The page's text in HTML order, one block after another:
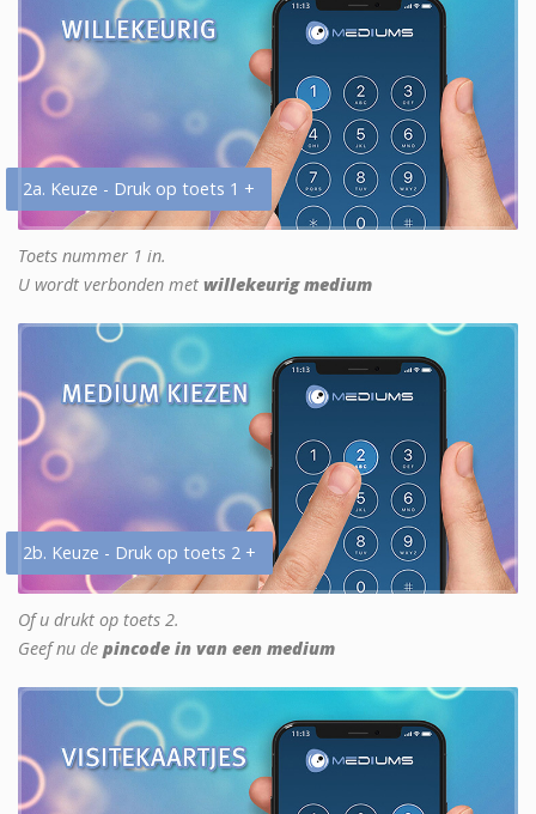
2a. Keuze - Druk op toets 1 +
Toets nummer 1 in.
U wordt verbonden met willekeurig medium
2b. Keuze - Druk op toets 2 +
Of u drukt op toets 2.
Geef nu de pincode in van een medium